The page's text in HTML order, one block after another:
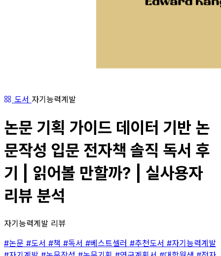
도서 자기능력계발
논문 기획 가이드 데이터 기반 논
문작성 입문 전자책 솔직 독서 후
기 | 읽어볼 만할까? | 실사용자
리뷰 분석
자기능력계발 리뷰
#논문 #도서 #책 #독서 #베스트셀러 #추천도서 #자기능력계발